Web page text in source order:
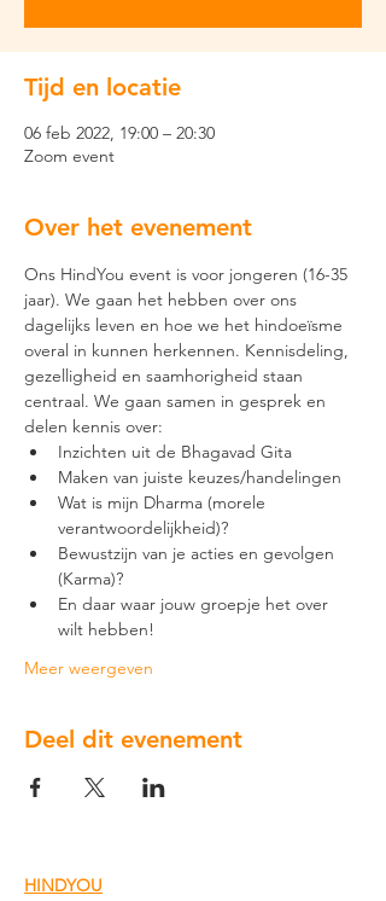
Tijd en locatie
06 feb 2022, 19:00 – 20:30
Zoom event
Over het evenement
Ons HindYou event is voor jongeren (16-35
jaar). We gaan het hebben over ons
dagelijks leven en hoe we het hindoeïsme
overal in kunnen herkennen. Kennisdeling,
gezelligheid en saamhorigheid staan
centraal. We gaan samen in gesprek en
delen kennis over:
Inzichten uit de Bhagavad Gita
Maken van juiste keuzes/handelingen
Wat is mijn Dharma (morele
verantwoordelijkheid)?
Bewustzijn van je acties en gevolgen
(Karma)?
En daar waar jouw groepje het over
wilt hebben!
Meer weergeven
Deel dit evenement
HINDYOU